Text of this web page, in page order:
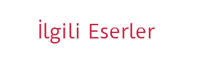
İlgili Eserler